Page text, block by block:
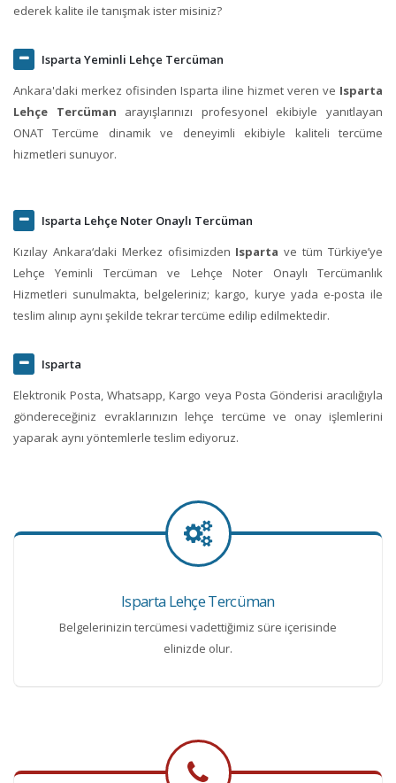
ederek kalite ile tanışmak ister misiniz?
Isparta Yeminli Lehçe Tercüman
Ankara'daki merkez ofisinden Isparta iline hizmet veren ve Isparta
Lehçe Tercüman arayışlarınızı profesyonel ekibiyle yanıtlayan
ONAT Tercüme dinamik ve deneyimli ekibiyle kaliteli tercüme
hizmetleri sunuyor.
Isparta Lehçe Noter Onaylı Tercüman
Kızılay Ankara‘daki Merkez ofisimizden Isparta ve tüm Türkiye’ye
Lehçe Yeminli Tercüman ve Lehçe Noter Onaylı Tercümanlık
Hizmetleri sunulmakta, belgeleriniz; kargo, kurye yada e-posta ile
teslim alınıp aynı şekilde tekrar tercüme edilip edilmektedir.
Isparta
Elektronik Posta, Whatsapp, Kargo veya Posta Gönderisi aracılığıyla
göndereceğiniz evraklarınızın lehçe tercüme ve onay işlemlerini
yaparak aynı yöntemlerle teslim ediyoruz.
Isparta Lehçe Tercüman
Belgelerinizin tercümesi vadettiğimiz süre içerisinde
elinizde olur.